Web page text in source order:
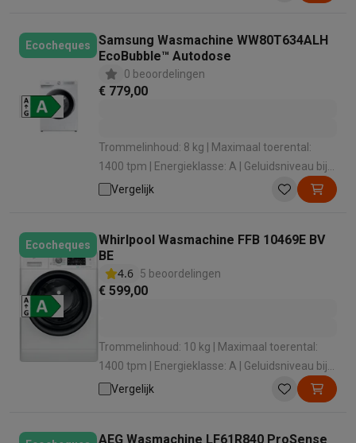
Ecocheques
Samsung Wasmachine WW80T634ALH
EcoBubble™ Autodose
0 beoordelingen
€ 779,00
Trommelinhoud: 8 kg | Maximaal toerental:
1400 tpm | Energieklasse: A | Geluidsniveau bij
het zwieren: 72 dB | Dosering wasmiddel:
Vergelijk
Ecocheques
Whirlpool Wasmachine FFB 10469E BV
BE
4.6 5 beoordelingen
€ 599,00
Trommelinhoud: 10 kg | Maximaal toerental:
1400 tpm | Energieklasse: A | Geluidsniveau bij
het zwieren: 76 dB | Dosering wasmiddel:
Vergelijk
AEG Wasmachine LF61R840 ProSense